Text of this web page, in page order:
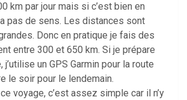
km par jour mais si c’est bien en
pas de sens. Les distances sont
Donc en pratique je fais des
entre 300 et 650 km. Si je prépare
j’utilise un GPS Garmin pour la route
le soir pour le lendemain.
voyage, c’est assez simple car il n’y